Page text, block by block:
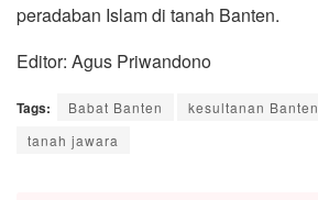
peradaban Islam di tanah Banten.
Editor: Agus Priwandono
Tags: Babat Banten kesultanan Banten
tanah jawara